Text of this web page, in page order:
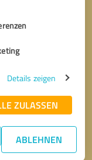
Details zeigen
ZULASSEN
ABLEHNEN
Angaben